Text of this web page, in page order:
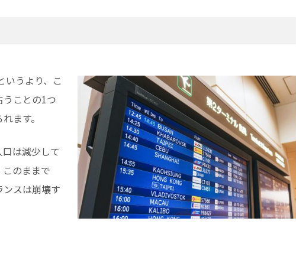
うより、こ
ことの1つ
ます。
は減少して
のままで
スは崩壊す